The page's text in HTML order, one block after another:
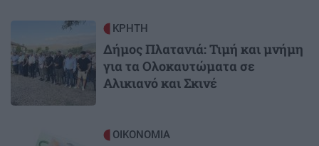
ΚΡΗΤΗ
Δήμος Πλατανιά: Τιμή και μνήμη
για τα Ολοκαυτώματα σε
Αλικιανό και Σκινέ
ΟΙΚΟΝΟΜΙΑ